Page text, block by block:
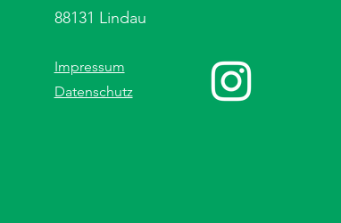
88131 Lindau
Impressum
Datenschutz